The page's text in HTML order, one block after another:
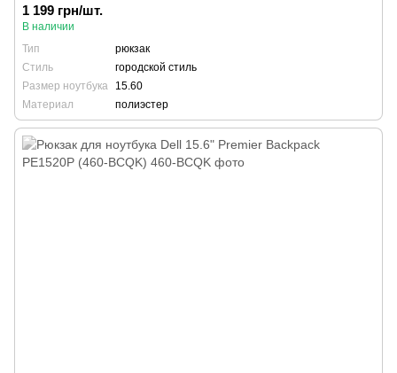
1 199 грн/шт.
В наличии
Тип
рюкзак
Стиль
городской стиль
Размер ноутбука
15.60
Материал
полиэстер